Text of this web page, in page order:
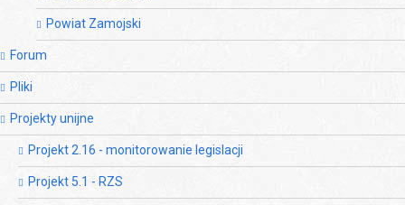
Powiat Zamojski
Forum
Pliki
Projekty unijne
Projekt 2.16 - monitorowanie legislacji
Projekt 5.1 - RZS